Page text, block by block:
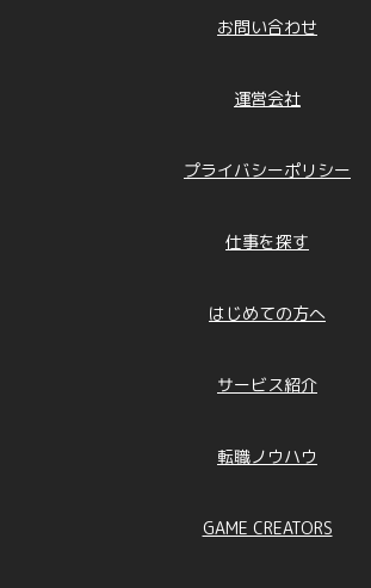
お問い合わせ
運営会社
プライバシーポリシー
仕事を探す
はじめての方へ
サービス紹介
転職ノウハウ
GAME CREATORS